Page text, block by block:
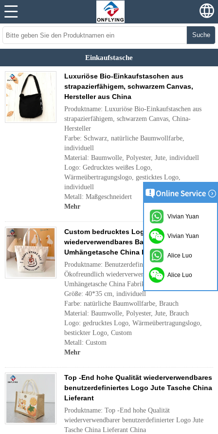
Suche
Einkaufstasche
Luxuriöse Bio-Einkaufstaschen aus
strapazierfähigem, schwarzem Canvas,
Hersteller aus China
Produktname: Luxuriöse Bio-Einkaufstaschen aus
strapazierfähigem, schwarzem Canvas, China-
Hersteller
Farbe: Schwarz, natürliche Baumwollfarbe,
individuell
Material: Baumwolle, Polyester, Jute, individuell
Logo: Gedrucktes weißes Logo,
Wärmeübertragungslogo, gesticktes Logo,
individuell
Metall: Maßgeschneidert
Mehr
Custom bedrucktes Logo Ökofreundlich
wiederverwendbares Baumwoll -
Umhängetasche China Fabrik
Produktname: Benutzerdefiniertes gedrucktes Logo
Ökofreundlich wiederverwendbares Baumwoll -
Umhängetasche China Fabrik
Größe: 40*35 cm, individuell
Farbe: natürliche Baumwollfarbe, Brauch
Material: Baumwolle, Polyester, Jute, Brauch
Logo: gedrucktes Logo, Wärmeübertragungslogo,
bestickter Logo, Custom
Metall: Custom
Mehr
Top -End hohe Qualität wiederverwendbares
benutzerdefiniertes Logo Jute Tasche China
Lieferant
Produktname: Top -End hohe Qualität
wiederverwendbarer benutzerdefinierter Logo Jute
Tasche China Lieferant China
Vivian Yuan
Vivian Yuan
Alice Luo
Alice Luo